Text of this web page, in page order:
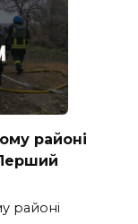
районі
районі